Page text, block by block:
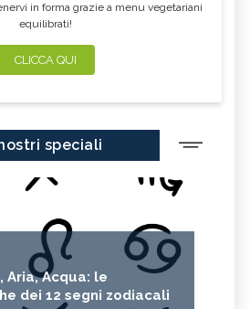
in forma grazie a menu vegetariani
equilibrati!
CLICCA QUI
nostri speciali
Aria, Acqua: le
dei 12 segni zodiacali